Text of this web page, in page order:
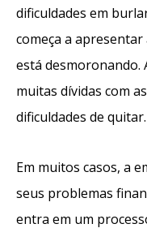
dificuldades em
começa a
está desmoronando.
muitas dívidas com
dificuldades de quitar.
Em muitos casos, a
seus problemas
entra em um